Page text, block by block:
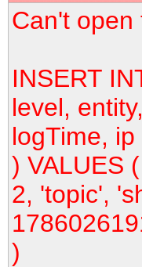
Can't open
INSERT
level,
logTime, ip
) VALUES (
2, 'topic',
)